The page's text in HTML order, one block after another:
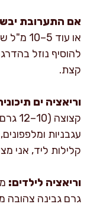
אם התערובת
או עוד
להוסיף נוזל
קצת.
וריאציה ים
עגבניות
קלילות ליד, אני
וריאציה לילדים:
גרם גבינה צהובה